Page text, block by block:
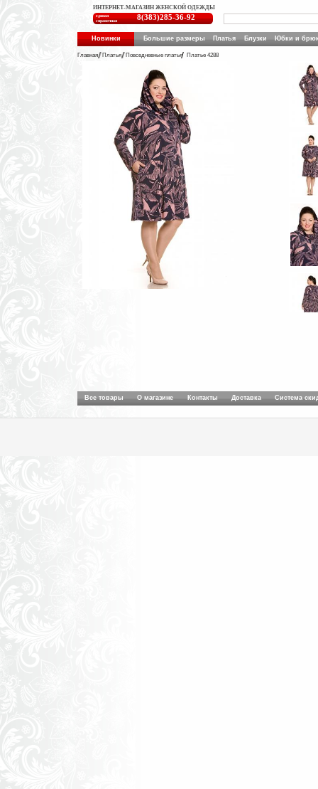
ИНТЕРНЕТ-МАГАЗИН ЖЕНСКОЙ ОДЕЖДЫ
единая
справочная
8(383)285-36-92
Новинки Большие размеры Платья Блузки Юбки и
Главная Платья Повседневные платья Платье 4288
Все товары О магазине Контакты Доставка Система